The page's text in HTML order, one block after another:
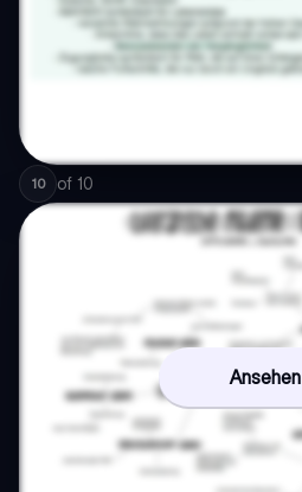
10 of 10
Ansehen